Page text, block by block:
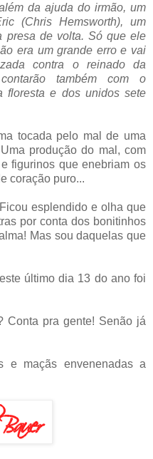
da ajuda do irmão, um
(Chris Hemsworth), um
presa de volta. Só que ele
era um grande erro e vai
contra o reinado da
também com o
floresta e dos unidos sete
tocada pelo mal de uma
produção do mal, com
figurinos que enebriam os
coração puro...
esplendido e olha que
por conta dos bonitinhos
Mas sou daquelas que
último dia 13 do ano foi
Conta pra gente! Senão já
e maçãs envenenadas a